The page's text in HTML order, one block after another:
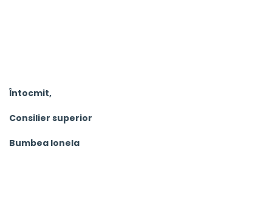
Întocmit,
Consilier superior
Bumbea Ionela